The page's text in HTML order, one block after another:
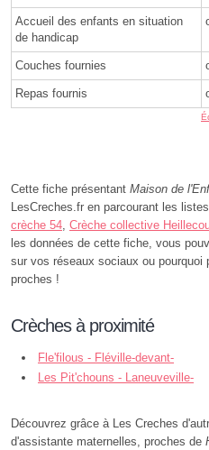
Accueil des enfants en situation
de handicap
Couches fournies
Repas fournis
Cette fiche présentant Maison de
LesCreches.fr en parcourant les
crèche 54 Crèche collective
les données de cette fiche, vous
sur vos réseaux sociaux ou pourquoi
proches !
Crèches à proximité
Fle'filous - Fléville-devant-
NancyLes Pit'chouns - Laneuveville-
Découvrez grâce à Les Creches
d'assistante maternelles, proches de